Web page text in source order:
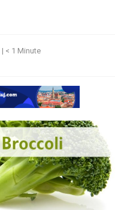
| < 1 Minute